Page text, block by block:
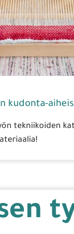
kudonta-
tekniikoiden